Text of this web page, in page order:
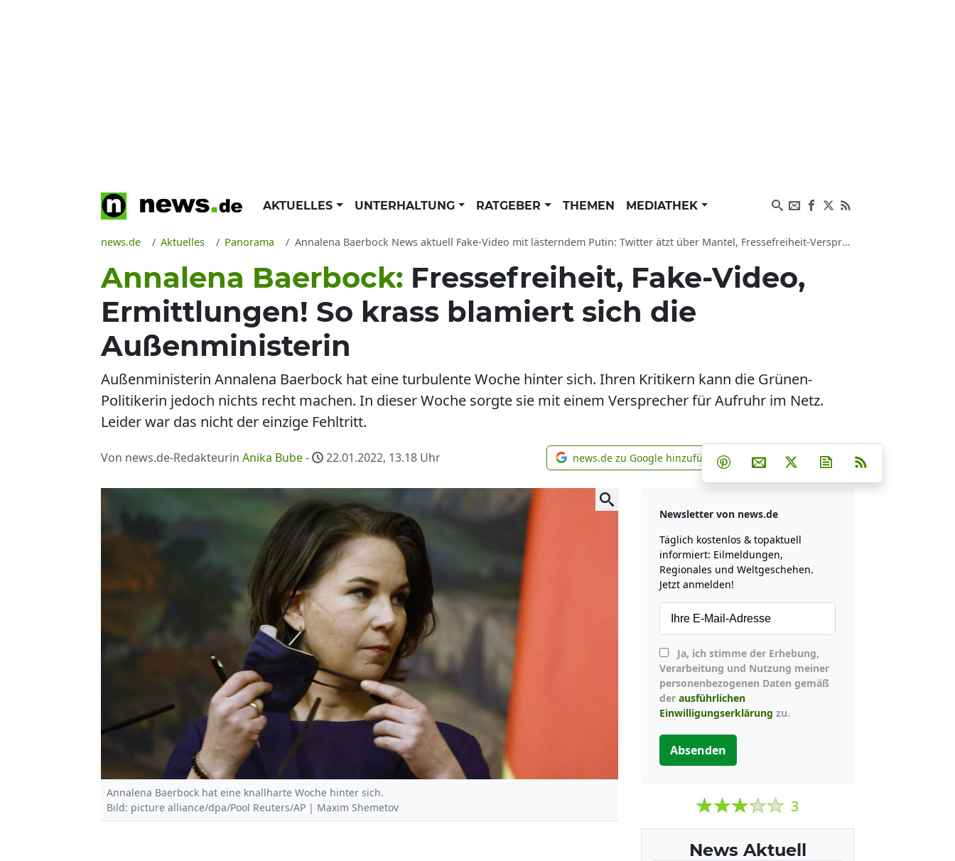
AKTUELLES UNTERHALTUNG RATGEBER THEMEN MEDIATHEK
news.de Aktuelles Panorama Annalena Baerbock News aktuell Fake-Video mit lästerndem Putin: Twitter ätzt über Mantel, Fressefreiheit-Versprecher, Ermittlungen
Annalena Baerbock: Fressefreiheit, Fake-Video,
Ermittlungen! So krass blamiert sich die
Außenministerin
Außenministerin Annalena Baerbock hat eine turbulente Woche hinter sich. Ihren Kritikern kann die Grünen-
Politikerin jedoch nichts recht machen. In dieser Woche sorgte sie mit einem Versprecher für Aufruhr im Netz.
Leider war das nicht der einzige Fehltritt.
Von news.de-Redakteurin Anika Bube- 22.01.2022, 13.18 Uhr news.de zu Google hinzufügen
news.de zu Google hinzufügen Teilen auf Facebook
Teilen auf Whatsapp
Teilen auf Telegram
Teilen auf Pinterest
Per E-Mail teilen
Post auf XNewsletter
Annalena Baerbock hat eine knallharte Woche hinter sich.
Bild: picture alliance/dpa/Pool Reuters/AP | Maxim Shemetov
Newsletter von news.de
Täglich kostenlos & topaktuell
informiert: Eilmeldungen,
Regionales und Weltgeschehen.
Jetzt anmelden!
Verarbeitung und Nutzung meiner
personenbezogenen Daten gemäß
der ausführlichen
Einwilligungserklärung zu.
Absenden
3
News Aktuell